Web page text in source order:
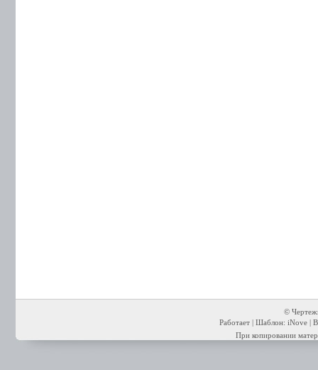
©
Работает | Шаблон: iNove |
При копировании